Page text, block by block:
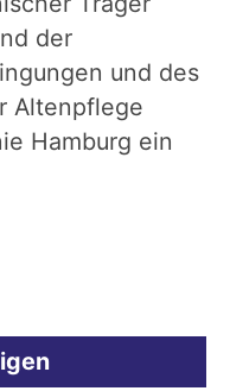
der
und des
Altenpflege
Hamburg ein